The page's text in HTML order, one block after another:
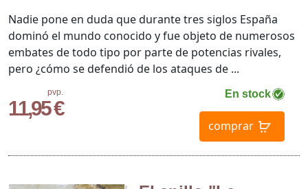
pvp.
11,95 €
En stock
comprar
Nadie pone en duda que durante tres siglos España
dominó el mundo conocido y fue objeto de numerosos
embates de todo tipo por parte de potencias rivales,
pero ¿cómo se defendió de los ataques de ...